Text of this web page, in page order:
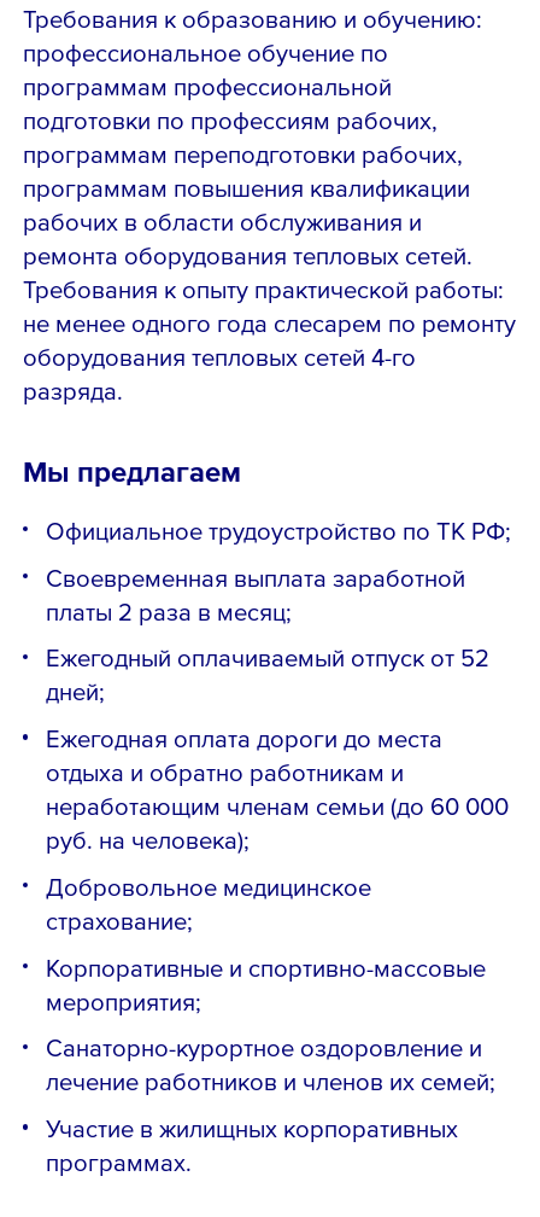
Требования к образованию и обучению:
профессиональное обучение по
программам профессиональной
подготовки по профессиям рабочих,
программам переподготовки рабочих,
программам повышения квалификации
рабочих в области обслуживания и
ремонта оборудования тепловых сетей.
Требования к опыту практической работы:
не менее одного года слесарем по ремонту
оборудования тепловых сетей 4-го
разряда.
Мы предлагаем
Официальное трудоустройство по ТК РФ;
Своевременная выплата заработной
платы 2 раза в месяц;
Ежегодный оплачиваемый отпуск от 52
дней;
Ежегодная оплата дороги до места
отдыха и обратно работникам и
неработающим членам семьи (до 60 000
руб. на человека);
Добровольное медицинское
страхование;
Корпоративные и спортивно-массовые
мероприятия;
Санаторно-курортное оздоровление и
лечение работников и членов их семей;
Участие в жилищных корпоративных
программах.